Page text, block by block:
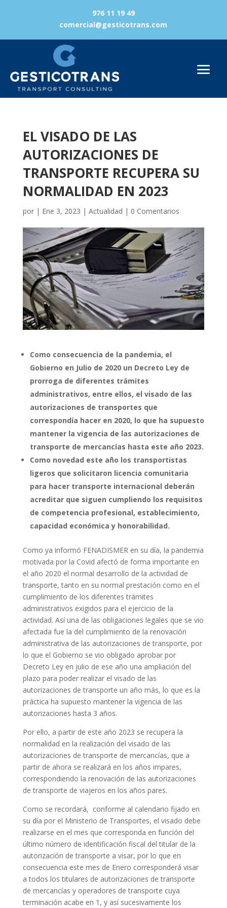
976 11 19 49
comercial@gesticotrans.com
EL VISADO DE LAS
AUTORIZACIONES DE
TRANSPORTE RECUPERA SU
NORMALIDAD EN 2023
por | Ene 3, 2023 | Actualidad | 0 Comentarios
Como consecuencia de la pandemia, el
Gobierno en Julio de 2020 un Decreto Ley de
prorroga de diferentes trámites
administrativos, entre ellos, el visado de las
autorizaciones de transportes que
correspondía hacer en 2020, lo que ha supuesto
mantener la vigencia de las autorizaciones de
transporte de mercancías hasta este año 2023.
Como novedad este año los transportistas
ligeros que solicitaron licencia comunitaria
para hacer transporte internacional deberán
acreditar que siguen cumpliendo los requisitos
de competencia profesional, establecimiento,
capacidad económica y honorabilidad.
Como ya informó FENADISMER en su día, la pandemia
motivada por la Covid afectó de forma importante en
el año 2020 el normal desarrollo de la actividad de
transporte, tanto en su normal prestación como en el
cumplimiento de los diferentes trámites
administrativos exigidos para el ejercicio de la
actividad. Así una de las obligaciones legales que se vio
afectada fue la del cumplimiento de la renovación
administrativa de las autorizaciones de transporte, por
lo que el Gobierno se vio obligado aprobar por
Decreto Ley en julio de ese año una ampliación del
plazo para poder realizar el visado de las
autorizaciones de transporte un año más, lo que es la
práctica ha supuesto mantener la vigencia de las
autorizaciones hasta 3 años.
Por ello, a partir de este año 2023 se recupera la
normalidad en la realización del visado de las
autorizaciones de transporte de mercancías, que a
partir de ahora se realizará en los años impares,
correspondiendo la renovación de las autorizaciones
de transporte de viajeros en los años pares.
Como se recordará, conforme al calendario fijado en
su día por el Ministerio de Transportes, el visado debe
realizarse en el mes que corresponda en función del
último número de identificación fiscal del titular de la
autorización de transporte a visar, por lo que en
consecuencia este mes de Enero corresponderá visar
a todos los titulares de autorizaciones de transporte
de mercancías y operadores de transporte cuya
terminación acabe en 1, y así sucesivamente los